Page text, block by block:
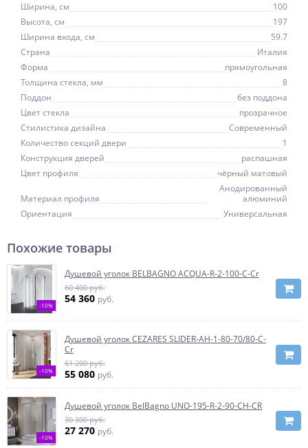
Ширина, см
100
Высота, см
197
Ширина входа, см
59.7
Страна
Италия
Форма
прямоугольная
Толщина стекла, мм
8
Поддон
без поддона
Цвет стекла
прозрачное
Стилистика дизайна
Современный
Количество секций двери
1
Конструкция дверей
распашная
Цвет профиля
чёрный матовый
Материал профиля
Анодированный
алюминий
Ориентация
Универсальная
Похожие товары
-10%
Душевой уголок BELBAGNO ACQUA-R-2-100-C-Cr
60 400 руб.
54 360 руб.
-10%
Душевой уголок CEZARES SLIDER-AH-1-80-70/80-C-
Cr
61 200 руб.
55 080 руб.
-10%
Душевой уголок BelBagno UNO-195-R-2-90-CH-CR
30 300 руб.
27 270 руб.